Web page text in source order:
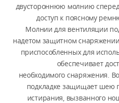
двустороннюю молнию
доступ к поясному
Молнии для вентиляции
надетом защитном
приспособленных для
обеспечивает
необходимого снаряжения.
подкладке защищает шею
истирания, вызванного